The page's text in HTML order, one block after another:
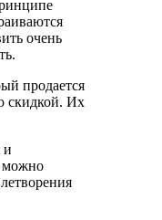
очень
продается
скидкой. Их
и
можно